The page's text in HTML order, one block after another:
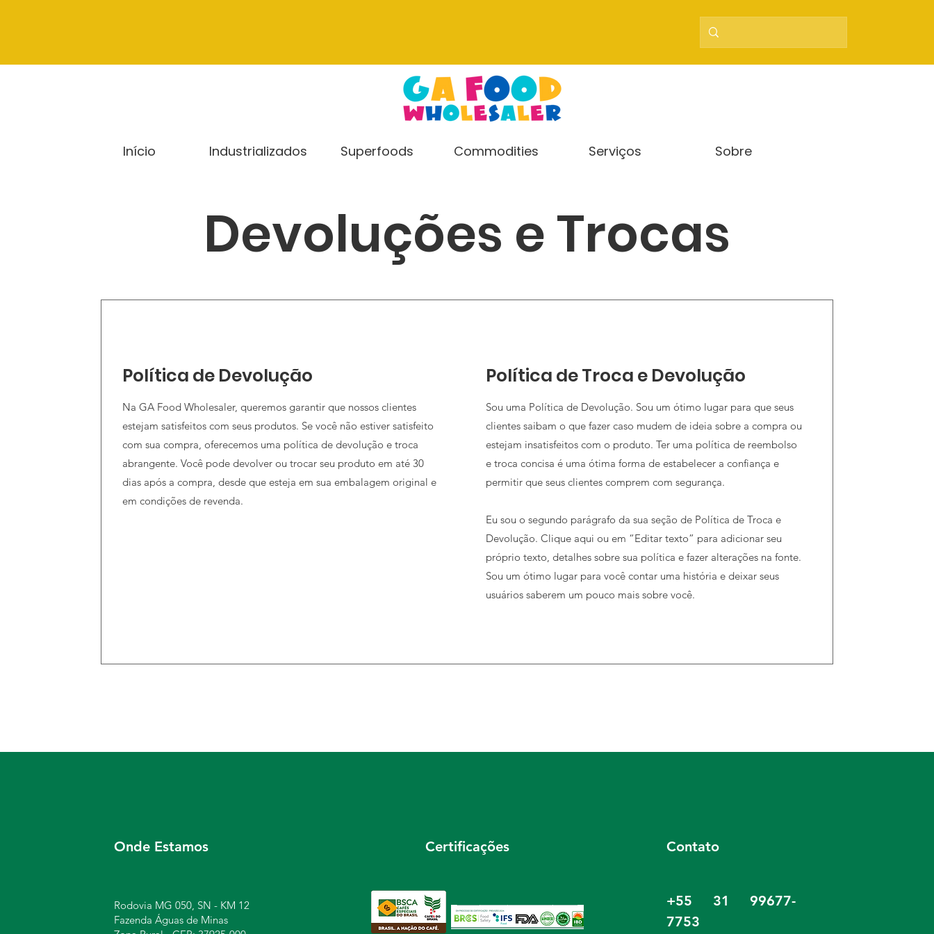
Início Industrializados Superfoods Commodities Serviços Sobre
Devoluções e Trocas
Política de Devolução
Na GA Food Wholesaler, queremos garantir que nossos clientes
estejam satisfeitos com seus produtos. Se você não estiver satisfeito
com sua compra, oferecemos uma política de devolução e troca
abrangente. Você pode devolver ou trocar seu produto em até 30
dias após a compra, desde que esteja em sua embalagem original e
em condições de revenda.
Política de Troca e Devolução
Sou uma Política de Devolução. Sou um ótimo lugar para que seus
clientes saibam o que fazer caso mudem de ideia sobre a compra ou
estejam insatisfeitos com o produto. Ter uma política de reembolso
e troca concisa é uma ótima forma de estabelecer a confiança e
permitir que seus clientes comprem com segurança.
Eu sou o segundo parágrafo da sua seção de Política de Troca e
Devolução. Clique aqui ou em “Editar texto” para adicionar seu
próprio texto, detalhes sobre sua política e fazer alterações na fonte.
Sou um ótimo lugar para você contar uma história e deixar seus
usuários saberem um pouco mais sobre você.
Onde Estamos
Rodovia MG 050, SN - KM 12
Fazenda Águas de Minas
Certificações Contato
+55 31 99677-
7753